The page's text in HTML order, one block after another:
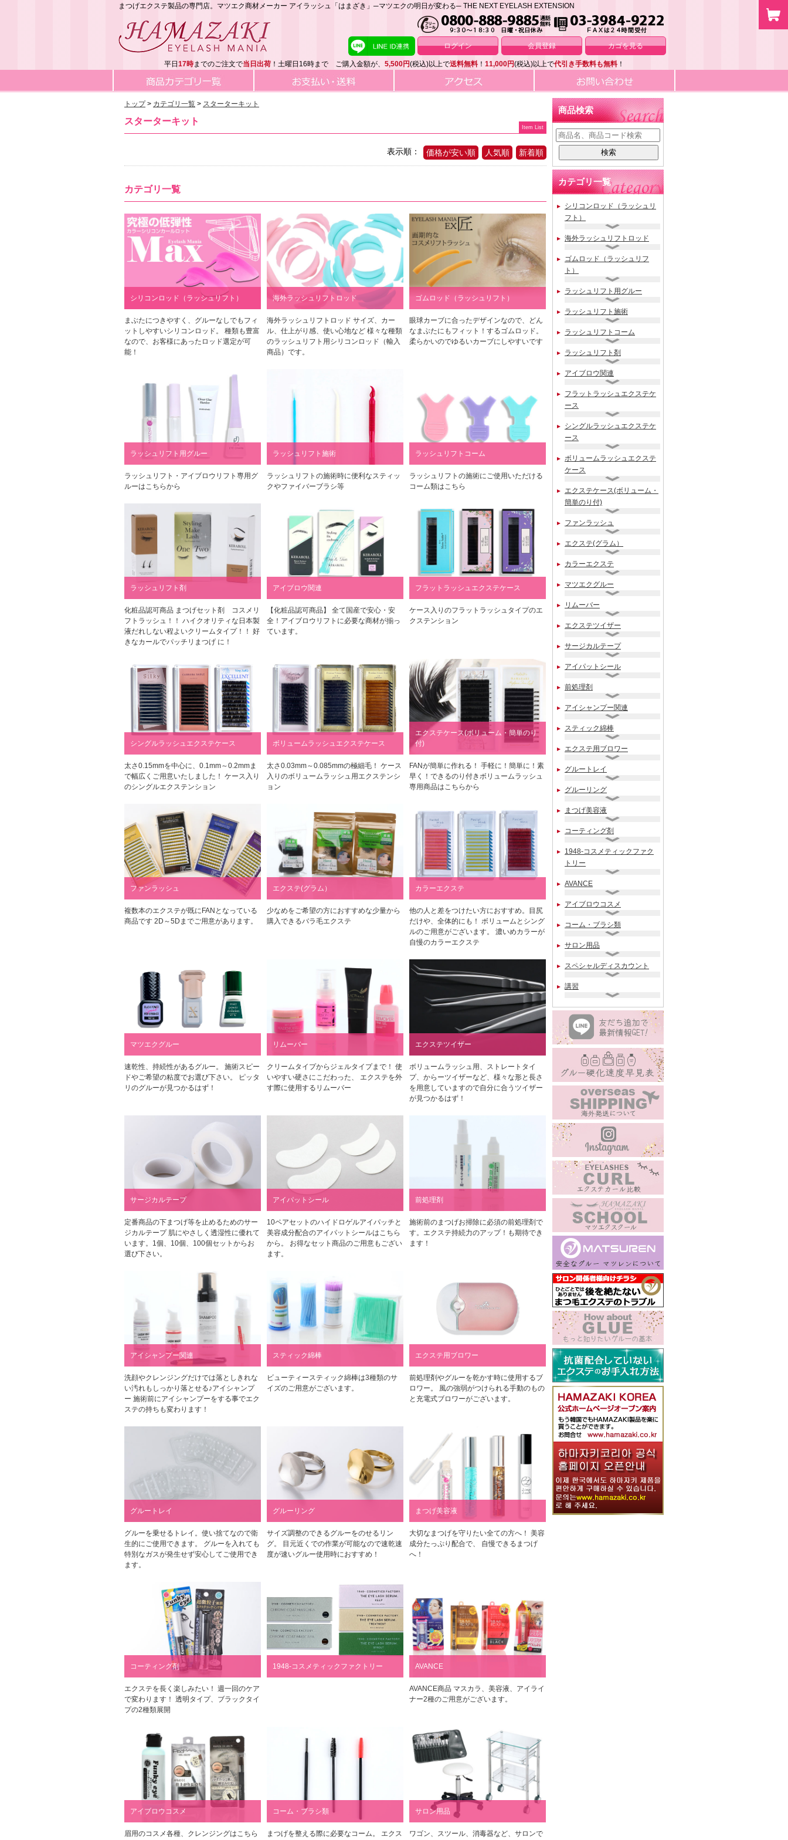
まつげエクステ製品の専門店。マツエク商材メーカー アイラッシュ「はまざき」─マツエクの明日が変わる─ THE NEXT EYELASH EXTENSION
ログイン 会員登録 カゴを見る
平日 17時までのご注文で当日出荷！土曜日16時まで ご購入金額が、 5,500円(税込)以上で送料無料！ 11,000円(税込)以上で代引き手数料も無料！
トップ カテゴリ一覧 スターターキット
スターターキット
Item List
表示順： 価格が安い順 人気順 新着順
カテゴリ一覧
シリコンロッド（ラッシュリフト）
まぶたにつきやすく、グルーなしでもフィ
ットしやすいシリコンロッド。 種類も豊富
なので、お客様にあったロッド選定が可
能！
海外ラッシュリフトロッド
海外ラッシュリフトロッド サイズ、カー
ル、仕上がり感、使い心地など 様々な種類
のラッシュリフト用シリコンロッド（輸入
商品）です。
ゴムロッド（ラッシュリフト）
眼球カーブに合ったデザインなので、どん
なまぶたにもフィット！するゴムロッド。
柔らかいのでゆるいカーブにしやすいです
ラッシュリフト用グルー
ラッシュリフト・アイブロウリフト専用グ
ルーはこちらから
ラッシュリフト施術
ラッシュリフトの施術時に便利なスティッ
クやファイバーブラシ等
ラッシュリフトコーム
ラッシュリフトの施術にご使用いただける
コーム類はこちら
ラッシュリフト剤
化粧品認可商品 まつげセット剤 コスメリ
フトラッシュ！！ ハイクオリティな日本製
液だれしない程よいクリームタイプ！！ 好
きなカールでパッチリまつげ に！
アイブロウ関連
【化粧品認可商品】 全て国産で安心・安
全！アイブロウリフトに必要な商材が揃っ
ています。
フラットラッシュエクステケース
ケース入りのフラットラッシュタイプのエ
クステンション
シングルラッシュエクステケース
太さ0.15mmを中心に、0.1mm～0.2mmま
で幅広くご用意いたしました！ ケース入り
のシングルエクステンション
ボリュームラッシュエクステケース
太さ0.03mm～0.085mmの極細毛！ ケース
入りのボリュームラッシュ用エクステンシ
ョン
エクステケース(ボリューム・簡単のり
付)
FANが簡単に作れる！ 手軽に！簡単に！素
早く！できるのり付きボリュームラッシュ
専用商品はこちらから
ファンラッシュ
複数本のエクステが既にFANとなっている
商品です 2D～5Dまでご用意があります。
エクステ(グラム）
少なめをご希望の方におすすめな少量から
購入できるバラ毛エクステ
カラーエクステ
他の人と差をつけたい方におすすめ。目尻
だけや、全体的にも！ ボリュームとシング
ルのご用意がございます。 濃いめカラーが
自慢のカラーエクステ
マツエクグルー
速乾性、持続性があるグルー。 施術スピー
ドやご希望の粘度でお選び下さい。 ピッタ
リのグルーが見つかるはず！
リムーバー
クリームタイプからジェルタイプまで！ 使
いやすい硬さにこだわった、 エクステを外
す際に使用するリムーバー
エクステツイザー
ボリュームラッシュ用、ストレートタイ
プ、からーツイザーなど、様々な形と長さ
を用意していますので自分に合うツイザー
が見つかるはず！
サージカルテープ
定番商品の下まつげ等を止めるためのサー
ジカルテープ 肌にやさしく透湿性に優れて
います。1個、10個、100個セットからお
選び下さい。
アイパットシール
10ペアセットのハイドロゲルアイパッチと
美容成分配合のアイパットシールはこちら
から。 お得なセット商品のご用意もござい
ます。
前処理剤
施術前のまつげお掃除に必須の前処理剤で
す。エクステ持続力のアップ！も期待でき
ます！
アイシャンプー関連
洗顔やクレンジングだけでは落としきれな
い汚れもしっかり落とせる♪アイシャンプ
ー 施術前にアイシャンプーをする事でエク
ステの持ちも変わります！
スティック綿棒
ビューティースティック綿棒は3種類のサ
イズのご用意がございます。
エクステ用ブロワー
前処理剤やグルーを乾かす時に使用するブ
ロワー。 風の強弱がつけられる手動のもの
と充電式ブロワーがございます。
グルートレイ
グルーを乗せるトレイ。使い捨てなので衛
生的にご使用できます。 グルーを入れても
特別なガスが発生せず安心してご使用でき
ます。
グルーリング
サイズ調整のできるグルーをのせるリン
グ。 目元近くでの作業が可能なので速乾速
度が速いグルー使用時におすすめ！
まつげ美容液
大切なまつげを守りたい全ての方へ！ 美容
成分たっぷり配合で、 自慢できるまつげ
へ！
コーティング剤
エクステを長く楽しみたい！ 週一回のケア
で変わります！ 透明タイプ、ブラックタイ
プの2種類展開
1948-コスメティックファクトリー AVANCE
AVANCE商品 マスカラ、美容液、アイライ
ナー2種のご用意がございます。
アイブロウコスメ
眉用のコスメ各種、クレンジングはこちら
コーム・ブラシ類
まつげを整える際に必要なコーム。 エクス
サロン用品
ワゴン、スツール、消毒器など、サロンで
商品検索
カテゴリ一覧
シリコンロッド（ラッシュリ
フト）
海外ラッシュリフトロッド
ゴムロッド（ラッシュリフ
ト）
ラッシュリフト用グルー
ラッシュリフト施術
ラッシュリフトコーム
ラッシュリフト剤
アイブロウ関連
フラットラッシュエクステケ
ース
シングルラッシュエクステケ
ース
ボリュームラッシュエクステ
ケース
エクステケース(ボリューム・
簡単のり付)
ファンラッシュ
エクステ(グラム）
カラーエクステ
マツエクグルー
リムーバー
エクステツイザー
サージカルテープ
アイパットシール
前処理剤
アイシャンプー関連
スティック綿棒
エクステ用ブロワー
グルートレイ
グルーリング
まつげ美容液
コーティング剤
1948-コスメティックファク
トリー
AVANCE
アイブロウコスメ
コーム・ブラシ類
サロン用品
スペシャルディスカウント
講習